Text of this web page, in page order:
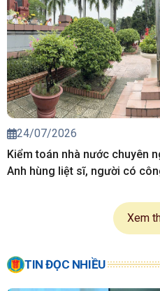
24/07/2026
Kiểm toán nhà nước chuyên
Anh hùng liệt sĩ, người có
Xem
TIN ĐỌC NHIỀU